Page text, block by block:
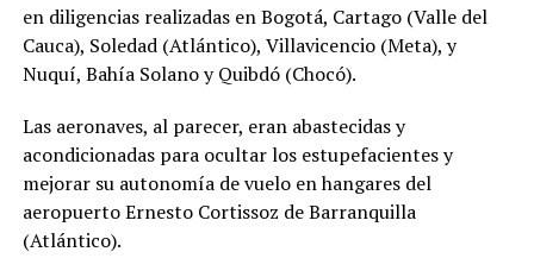
en diligencias realizadas en Bogotá, Cartago (Valle del
Cauca), Soledad (Atlántico), Villavicencio (Meta), y
Nuquí, Bahía Solano y Quibdó (Chocó).
Las aeronaves, al parecer, eran abastecidas y
acondicionadas para ocultar los estupefacientes y
mejorar su autonomía de vuelo en hangares del
aeropuerto Ernesto Cortissoz de Barranquilla
(Atlántico).